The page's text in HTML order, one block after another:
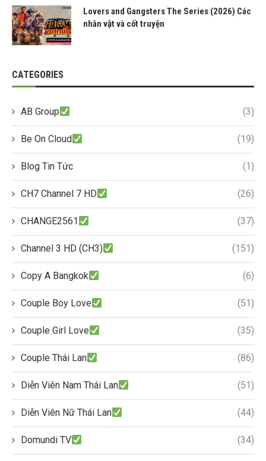
Lovers and Gangsters The Series (2026) Các
nhân vật và cốt truyện
CATEGORIES
AB Group (3)
Be On Cloud (19)
Blog Tin Tức (1)
CH7 Channel 7 HD (26)
CHANGE2561 (37)
Channel 3 HD (CH3) (151)
Copy A Bangkok (6)
Couple Boy Love (51)
Couple Girl Love (35)
Couple Thái Lan (86)
Diễn Viên Nam Thái Lan (51)
Diễn Viên Nữ Thái Lan (44)
Domundi TV (34)